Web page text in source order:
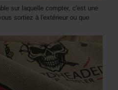
sur laquelle compter, c'est une
sortiez à l'extérieur ou que